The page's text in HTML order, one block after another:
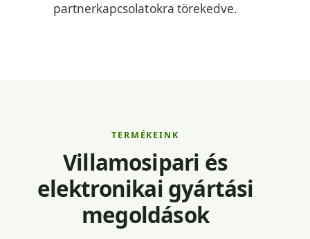
partnerkapcsolatokra törekedve.
TERMÉKEINK
Villamosipari és
elektronikai gyártási
megoldások